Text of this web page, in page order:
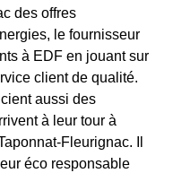
des offres
le fournisseur
à EDF en jouant sur
client de qualité.
aussi des
à leur tour à
Fleurignac. Il
éco responsable